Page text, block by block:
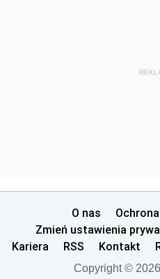
O nas
Zmień ustawienia
Kariera
RSS Kontakt
Copyright ©